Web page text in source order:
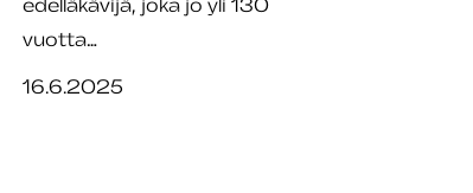
vuotta…
16.6.2025